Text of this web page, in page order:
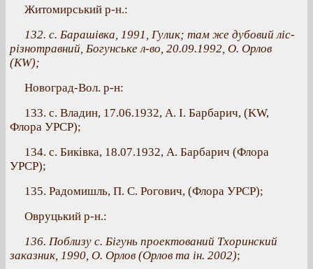
Житомирський р-н.:
132. с. Барашівка, 1991, Гулик; там же дубовий ліс-
різнотравний, Богунське л-во, 20.09.1992, О. Орлов
(КW);
Новоград-Вол. р-н:
133. с. Владин, 17.06.1932, А. І. Барбарич, (KW,
Флора УРСР);
134. с. Биківка, 18.07.1932, А. Барбарич (Флора
УРСР);
135. Радомишль, П. С. Рогович, (Флора УРСР);
Овруцький р-н.:
136. Поблизу с. Бігунь проектований Тхоринский
заказник, 1990, О. Орлов (Орлов та ін. 2002);